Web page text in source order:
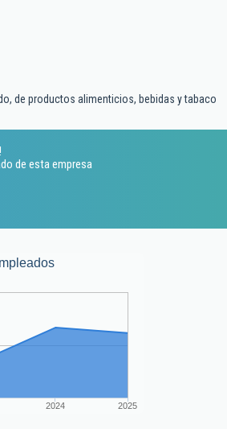
de productos alimenticios, bebidas y tabaco
de esta empresa
2024 2025